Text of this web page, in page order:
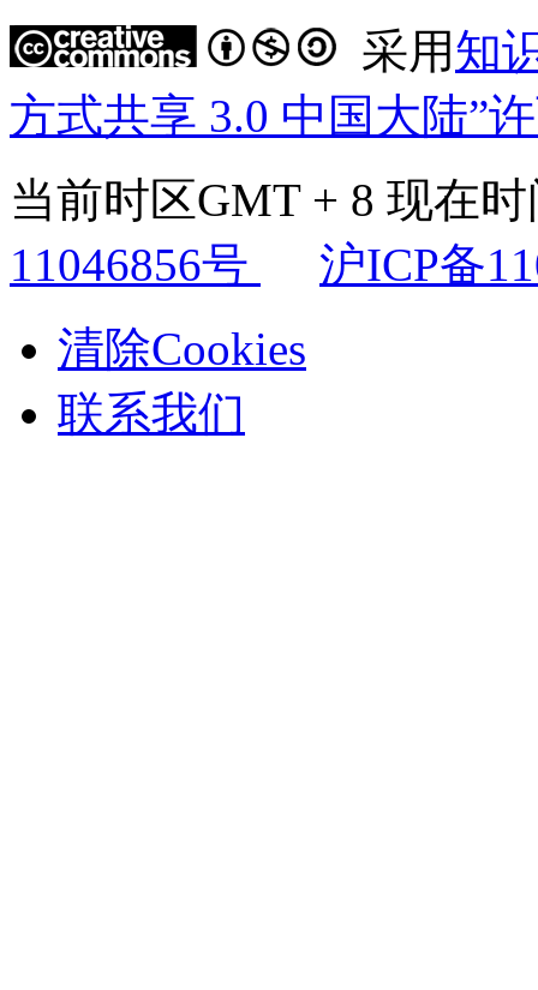
采用知
方式共享 3.0 中国大陆”
当前时区GMT + 8 现在
11046856号
沪ICP备
清除Cookies
联系我们